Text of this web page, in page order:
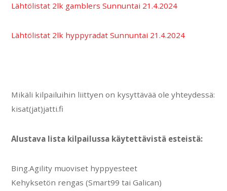
Lähtölistat 2lk gamblers Sunnuntai 21.4.2024
Lähtölistat 2lk hyppyradat Sunnuntai 21.4.2024
Mikäli kilpailuihin liittyen on kysyttävää ole yhteydessä:
kisat(jat)jatti.fi
Alustava lista kilpailussa käytettävistä esteistä:
Bing.Agility muoviset hyppyesteet
Kehyksetön rengas (Smart99 tai Galican)